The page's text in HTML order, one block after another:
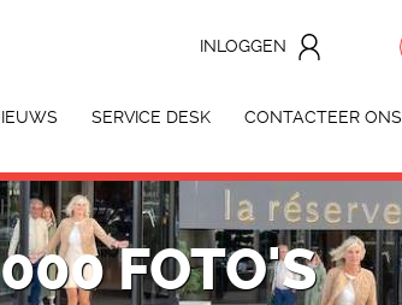
INLOGGEN
SERVICE DESK CONTACTEER ONS
FOTO'S